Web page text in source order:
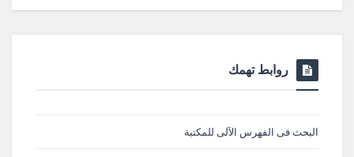
روابط تهمك
البحث فى الفهرس الآلى للمكتبة